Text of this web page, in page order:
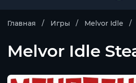
Главная Игры Melvor Idle
Melvor Idle